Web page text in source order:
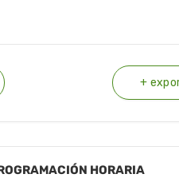
+
HORARIA